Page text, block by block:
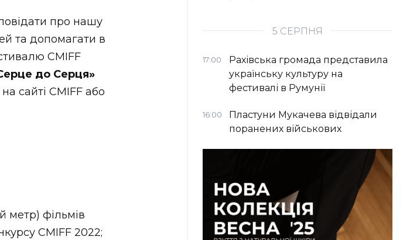
про нашу
та допомагати в
CMIFF
до Серця»
сайті CMIFF або
метр) фільмів
CMIFF 2022;
5 СЕРПНЯ
17:00
Рахівська громада представила
українську культуру на
фестивалі в Румунії
16:00
Пластуни Мукачева відвідали
поранених військових